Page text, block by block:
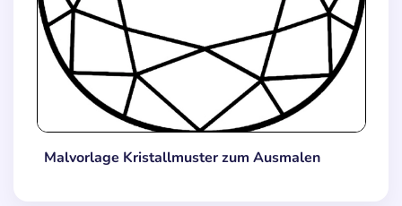
Malvorlage Kristallmuster zum Ausmalen